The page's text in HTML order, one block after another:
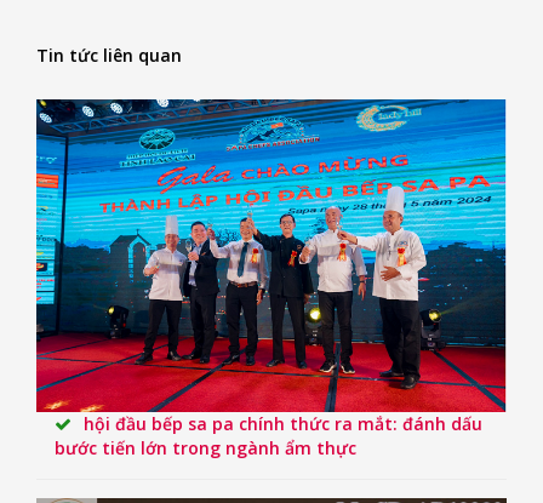
Tin tức liên quan
hội đầu bếp sa pa chính thức ra mắt: đánh dấu
bước tiến lớn trong ngành ẩm thực